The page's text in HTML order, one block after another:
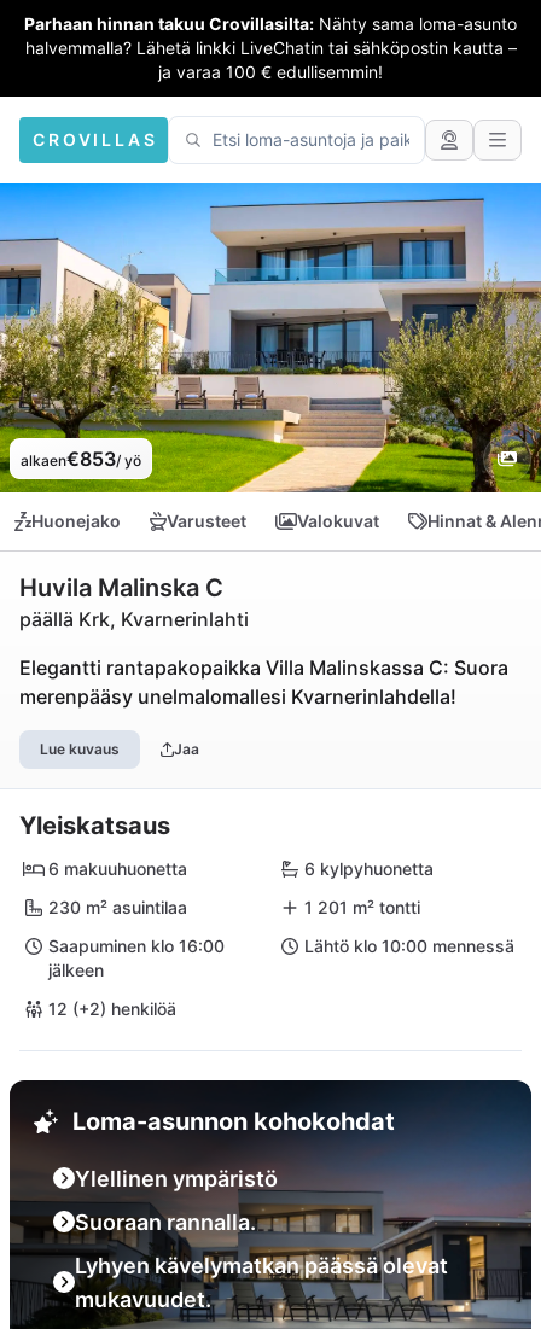
Parhaan hinnan takuu Crovillasilta: Nähty sama loma-asunto
halvemmalla? Lähetä linkki LiveChatin tai sähköpostin kautta –
ja varaa 100 € edullisemmin!
CROVILLAS
alkaen€853/ yö
Huonejako Varusteet Valokuvat Hinnat &
Huvila Malinska C
päällä Krk, Kvarnerinlahti
Elegantti rantapakopaikka Villa Malinskassa C: Suora
merenpääsy unelmalomallesi Kvarnerinlahdella!
Lue kuvaus Jaa
Yleiskatsaus
6 makuuhuonetta
6 kylpyhuonetta
230 m² asuintilaa
1 201 m² tontti
Saapuminen klo 16:00
jälkeen
Lähtö klo 10:00 mennessä
12 (+2) henkilöä
Loma-asunnon kohokohdat
Ylellinen ympäristö
Suoraan rannalla.
Lyhyen kävelymatkan päässä olevat
mukavuudet.